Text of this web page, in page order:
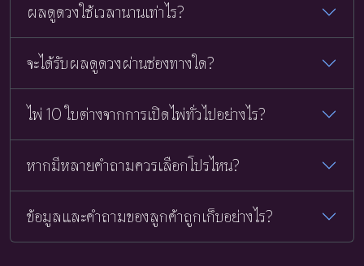
ผลดูดวงใช้เวลานานเท่าไร?
จะได้รับผลดูดวงผ่านช่องทางใด?
ไพ่ 10 ใบต่างจากการเปิดไพ่ทั่วไปอย่างไร?
หากมีหลายคำถามควรเลือกโปรไหน?
ข้อมูลและคำถามของลูกค้าถูกเก็บอย่างไร?